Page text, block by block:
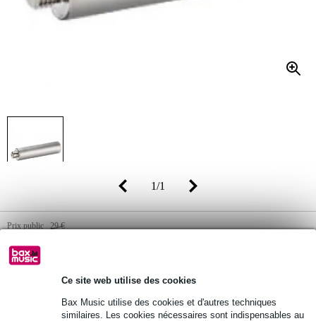
Ce site web utilise des cookies
Bax Music utilise des cookies et d'autres techniques
similaires. Les cookies nécessaires sont indispensables au
1/1
Prix public 29 €